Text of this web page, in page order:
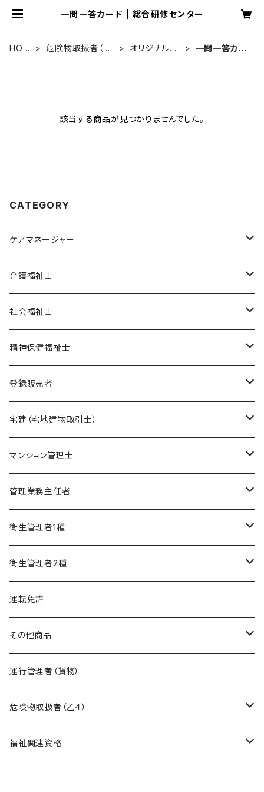
一問一答カード | 総合研修センター
HOM
危険物取扱者（乙
オリジナル教
一問一答カー
該当する商品が見つかりませんでした。
CATEGORY
ケアマネージャー
オリジナル教材
ポイント集
暗記カード
模擬試験
基礎編
実力編
フルセット
ポイント集
暗記カード
ケアマネージャー
介護福祉士
社会福祉士
精神保健福祉士
介護福祉士
在宅模擬試験
オリジナル教材
フルセット
社会福祉士
オリジナル教材
模擬試験
フルセット
精神保健福祉士
オリジナル教材
模擬試験
フルセット
登録販売者
オリジナル教材
模擬試験
フルセット
宅建（宅地建物取引士）
オリジナル教材
模擬試験
フルセット
マンション管理士
オリジナル教材
模擬試験
フルセット
管理業務主任者
オリジナル教材
模擬試験
フルセット
衛生管理者1種
オリジナル教材
模擬試験
フルセット
衛生管理者2種
オリジナル教材
模擬試験
フルセット
運転免許
その他商品
暗記カード作成キット
運行管理者（貨物）
危険物取扱者（乙４）
在宅模擬試験
福祉関連資格